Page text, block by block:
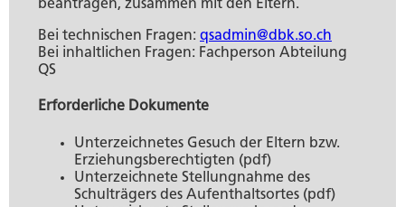
Umwelt und Bauen
Persönliches
Geld und Steuern